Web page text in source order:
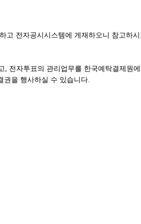
고 전자공시시스템에 게재하오니 참고하시
전자투표의 관리업무를 한국예탁결제원
을 행사하실 수 있습니다.